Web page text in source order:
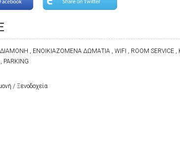
, ΕΝΟΙΚΙΑΖΟΜΕΝΑ ΔΩΜΑΤΙΑ , WIFI , ROOM SERVICE
/ Ξενοδοχεία